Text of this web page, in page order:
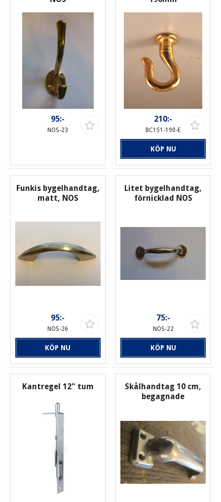
95:-
NOS-23
210:-
BC151-190-E
KÖP NU
Funkis bygelhandtag,
matt, NOS
95:-
NOS-26
KÖP NU
Litet bygelhandtag,
förnicklad NOS
75:-
NOS-22
KÖP NU
Kantregel 12" tum
Skålhandtag 10 cm,
begagnade